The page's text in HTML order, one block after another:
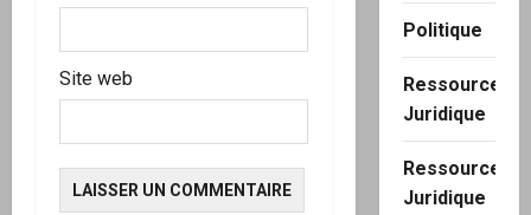
Site web
Politique
Ressource
Juridique
Ressource
Juridique